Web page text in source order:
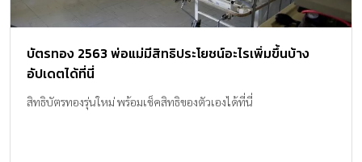
บัตรทอง 2563 พ่อแม่มีสิทธิประโยชน์อะไรเพิ่มขึ้นบ้าง
อัปเดตได้ที่นี่
สิทธิบัตรทองรุ่นใหม่ พร้อมเช็คสิทธิของตัวเองได้ที่นี่